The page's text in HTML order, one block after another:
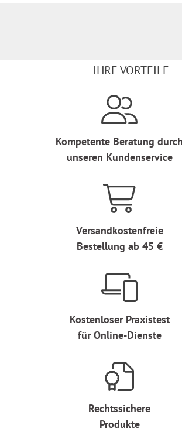
IHRE VORTEILE
Kompetente Beratung durch
unseren Kundenservice
Versandkostenfreie
Bestellung ab 45 €
Kostenloser Praxistest
für Online-Dienste
Rechtssichere
Produkte